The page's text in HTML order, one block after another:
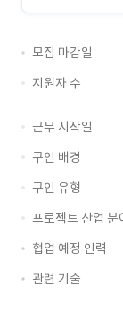
모집 마감일
지원자 수
근무 시작일
구인 배경
구인 유형
프로젝트 산업 분
협업 예정 인력
관련 기술